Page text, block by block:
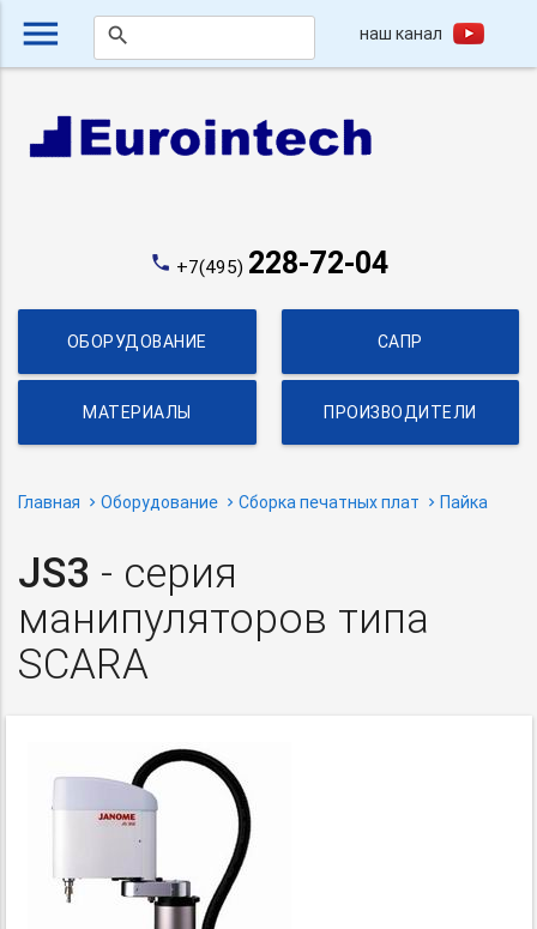
menu search наш канал
phone +7(495) 228-72-04
ОБОРУДОВАНИЕ САПР
МАТЕРИАЛЫ ПРОИЗВОДИТЕЛИ
Главная Оборудование Сборка печатных плат Пайка
JS3 - серия
манипуляторов типа
SCARA